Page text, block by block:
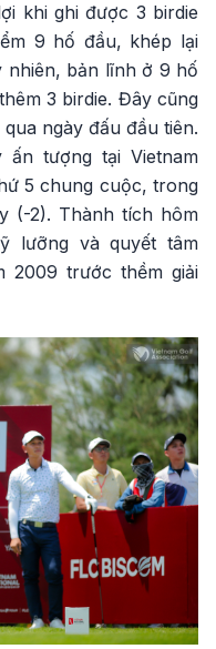
khi ghi được 3 birdie
9 hố đầu, khép lại
nhiên, bản lĩnh ở 9 hố
3 birdie. Đây cũng
ngày đấu đầu tiên.
tượng tại Vietnam
5 chung cuộc, trong
(-2). Thành tích hôm
lưỡng và quyết tâm
2009 trước thềm giải